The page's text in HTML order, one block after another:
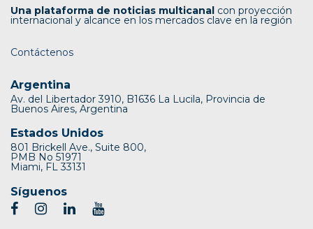
Una plataforma de noticias multicanal con proyección
internacional y alcance en los mercados clave en la región
Contáctenos
Argentina
Av. del Libertador 3910, B1636 La Lucila, Provincia de
Buenos Aires, Argentina
Estados Unidos
801 Brickell Ave., Suite 800,
PMB No 51971
Miami, FL 33131
Síguenos